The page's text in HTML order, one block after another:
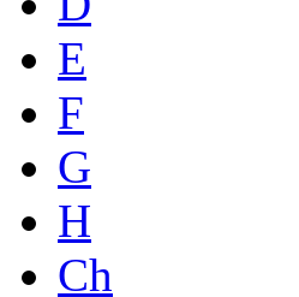
E
F
G
H
Ch